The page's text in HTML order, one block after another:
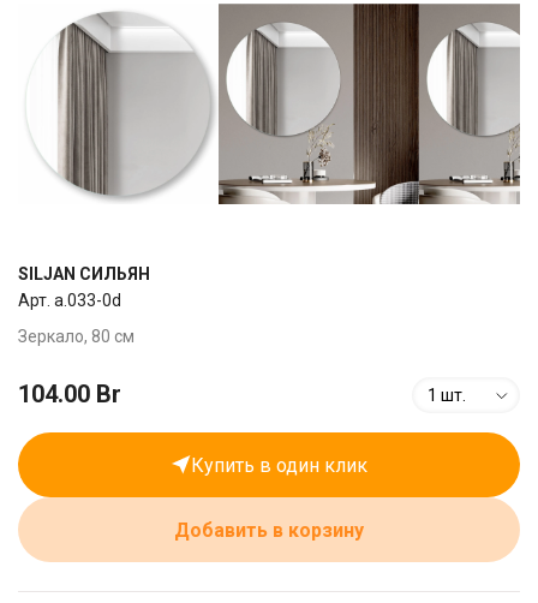
SILJAN СИЛЬЯН
Арт. a.033-0d
Зеркало, 80 см
104.00 Br 1 шт.
Купить в один клик
Добавить в корзину